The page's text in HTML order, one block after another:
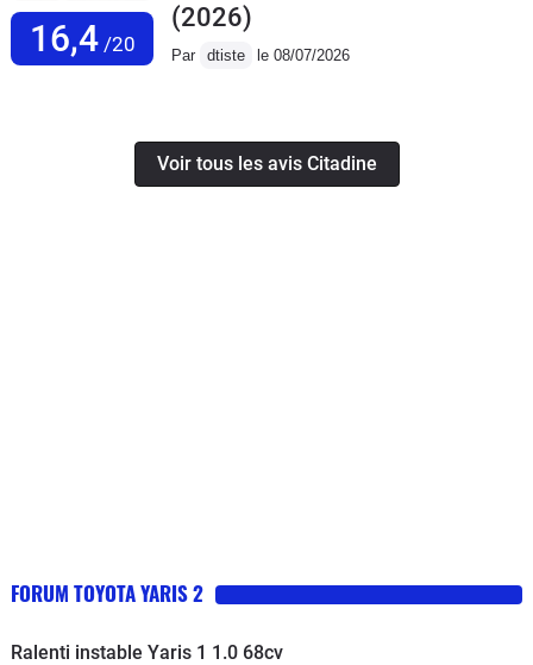
16,4/20
(2026)
Par dtiste le 08/07/2026
Voir tous les avis Citadine
FORUM TOYOTA YARIS 2
Ralenti instable Yaris 1 1.0 68cv